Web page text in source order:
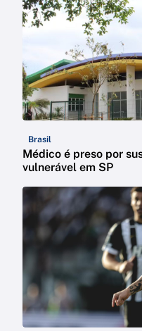
Brasil
Médico é preso por
vulnerável em SP